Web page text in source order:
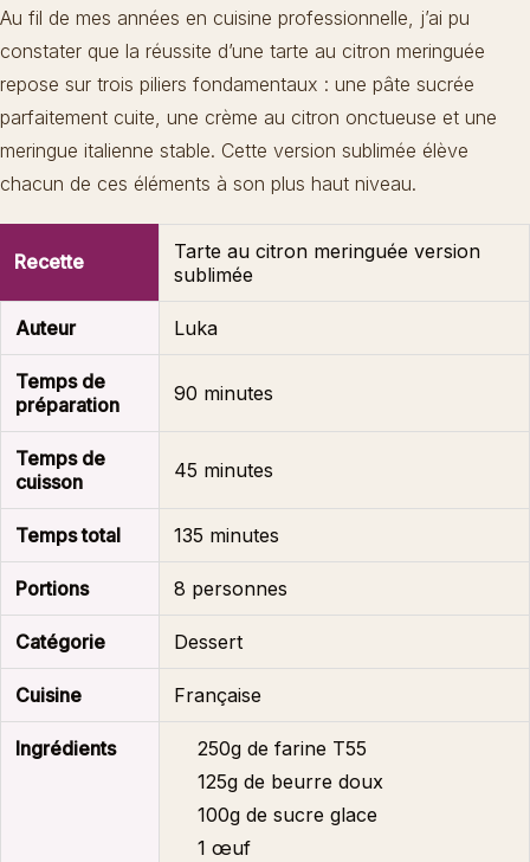
Au fil de mes années en cuisine professionnelle, j’ai pu
constater que la réussite d’une tarte au citron meringuée
repose sur trois piliers fondamentaux : une pâte sucrée
parfaitement cuite, une crème au citron onctueuse et une
meringue italienne stable. Cette version sublimée élève
chacun de ces éléments à son plus haut niveau.
Recette
Tarte au citron meringuée version
sublimée
Auteur Luka
Temps de
préparation
90 minutes
Temps de
cuisson
45 minutes
Temps total 135 minutes
Portions 8 personnes
Catégorie Dessert
Cuisine Française
Ingrédients
250g de farine T55
125g de beurre doux
100g de sucre glace
1 œuf